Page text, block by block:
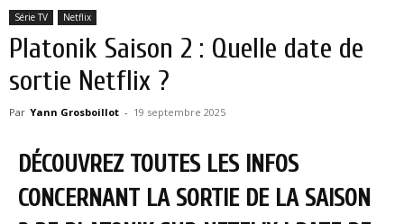
Série TV Netflix
Platonik Saison 2 : Quelle date de
sortie Netflix ?
Par Yann Grosboillot - 19 septembre 2025
DÉCOUVREZ TOUTES LES INFOS
CONCERNANT LA SORTIE DE LA SAISON